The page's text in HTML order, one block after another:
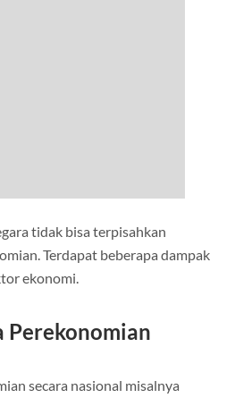
tidak bisa terpisahkan
Terdapat beberapa dampak
ekonomi.
Perekonomian
secara nasional misalnya